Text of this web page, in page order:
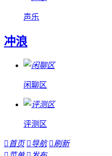
声乐
冲浪
闲聊区
评测区
 首页  导航 刷新